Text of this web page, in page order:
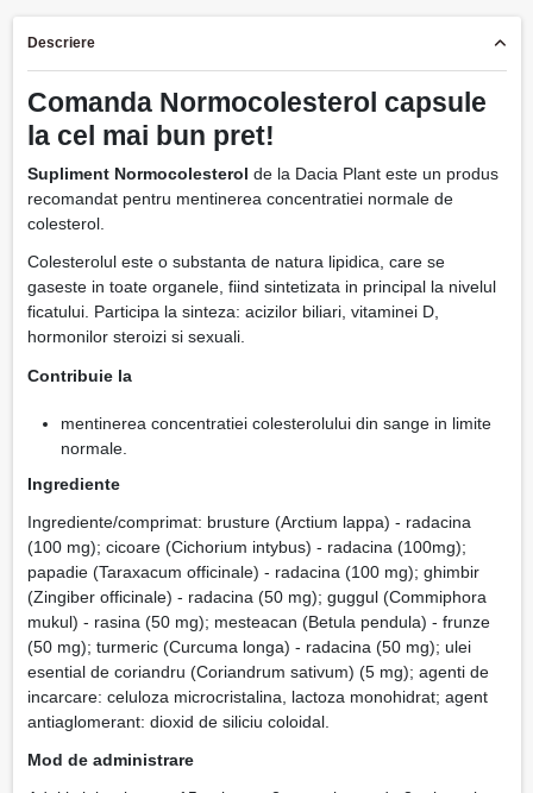
Descriere
Comanda Normocolesterol capsule
la cel mai bun pret!
Supliment Normocolesterol de la Dacia Plant este un produs
recomandat pentru mentinerea concentratiei normale de
colesterol.
Colesterolul este o substanta de natura lipidica, care se
gaseste in toate organele, fiind sintetizata in principal la nivelul
ficatului. Participa la sinteza: acizilor biliari, vitaminei D,
hormonilor steroizi si sexuali.
Contribuie la
mentinerea concentratiei colesterolului din sange in limite
normale.
Ingrediente
Ingrediente/comprimat: brusture (Arctium lappa) - radacina
(100 mg); cicoare (Cichorium intybus) - radacina (100mg);
papadie (Taraxacum officinale) - radacina (100 mg); ghimbir
(Zingiber officinale) - radacina (50 mg); guggul (Commiphora
mukul) - rasina (50 mg); mesteacan (Betula pendula) - frunze
(50 mg); turmeric (Curcuma longa) - radacina (50 mg); ulei
esential de coriandru (Coriandrum sativum) (5 mg); agenti de
incarcare: celuloza microcristalina, lactoza monohidrat; agent
antiaglomerant: dioxid de siliciu coloidal.
Mod de administrare